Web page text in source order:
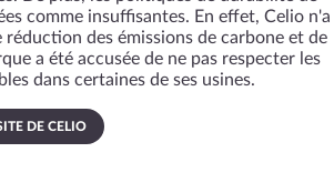
comme insuffisantes. En effet, Celio n'a
des émissions de carbone et de
a été accusée de ne pas respecter les
dans certaines de ses usines.
DE CELIO